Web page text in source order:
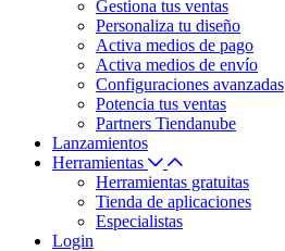
Gestiona tus ventas
Personaliza tu diseño
Activa medios de pago
Activa medios de envío
Configuraciones avanzadas
Potencia tus ventas
Partners Tiendanube
Lanzamientos
Herramientas
Herramientas gratuitas
Tienda de aplicaciones
Especialistas
Login